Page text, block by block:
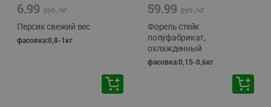
6.99 руб./кг
Персик свежий вес
фасовка:0,8-1кг
59.99 руб./кг
Форель стейк
полуфабрикат,
охлажденный
фасовка:0,15-0,6кг